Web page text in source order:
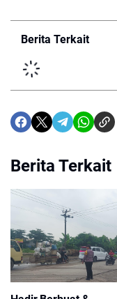
Berita Terkait
Berita Terkait